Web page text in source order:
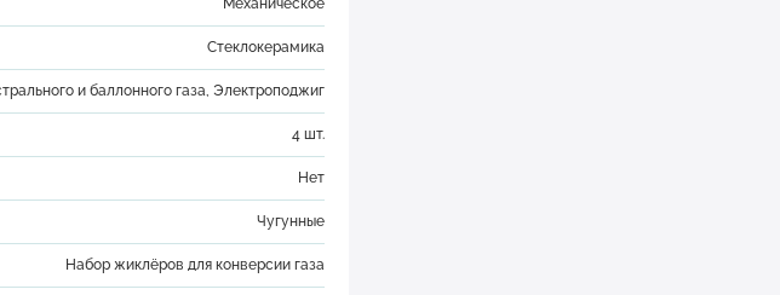
Стеклокерамика
и баллонного газа, Электроподжиг
4 шт.
Нет
Чугунные
Набор жиклёров для конверсии газа